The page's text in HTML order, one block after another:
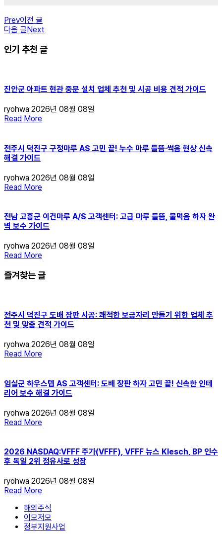
Prev이전 글
다음 글 Next
인기 추천 글
진안군 아파트 현관 중문 설치 업체 추천 및 시공 비용 견적 가이드
ryohwa 2026년 08월 08일
Read More
전주시 덕진구 구정마루 AS 고민 끝! 누수 마루 들뜸·썩음 현상 신속
해결 가이드
ryohwa 2026년 08월 08일
Read More
전남 고흥군 이건마루 A/S 고객센터: 고급 마루 들뜸, 물먹음 하자 완
벽 보수 가이드
ryohwa 2026년 08월 08일
Read More
즐겨찾는 글
전주시 덕진구 도배 장판 시공: 쾌적한 보금자리 만들기 위한 업체 추
천 및 맞춤 견적 가이드
ryohwa 2026년 08월 08일
Read More
임실군 하우스텝 AS 고객센터: 도배 장판 하자 고민 끝! 신속한 인테
리어 보수 해결 가이드
ryohwa 2026년 08월 08일
Read More
2026 NASDAQ:VFFF 주가(VFFF), VFFF 뉴스 Klesch, BP 인수
후 독일 2위 정유사로 성장
ryohwa 2026년 08월 08일
Read More
해외주식
이모저모
정부지원사업